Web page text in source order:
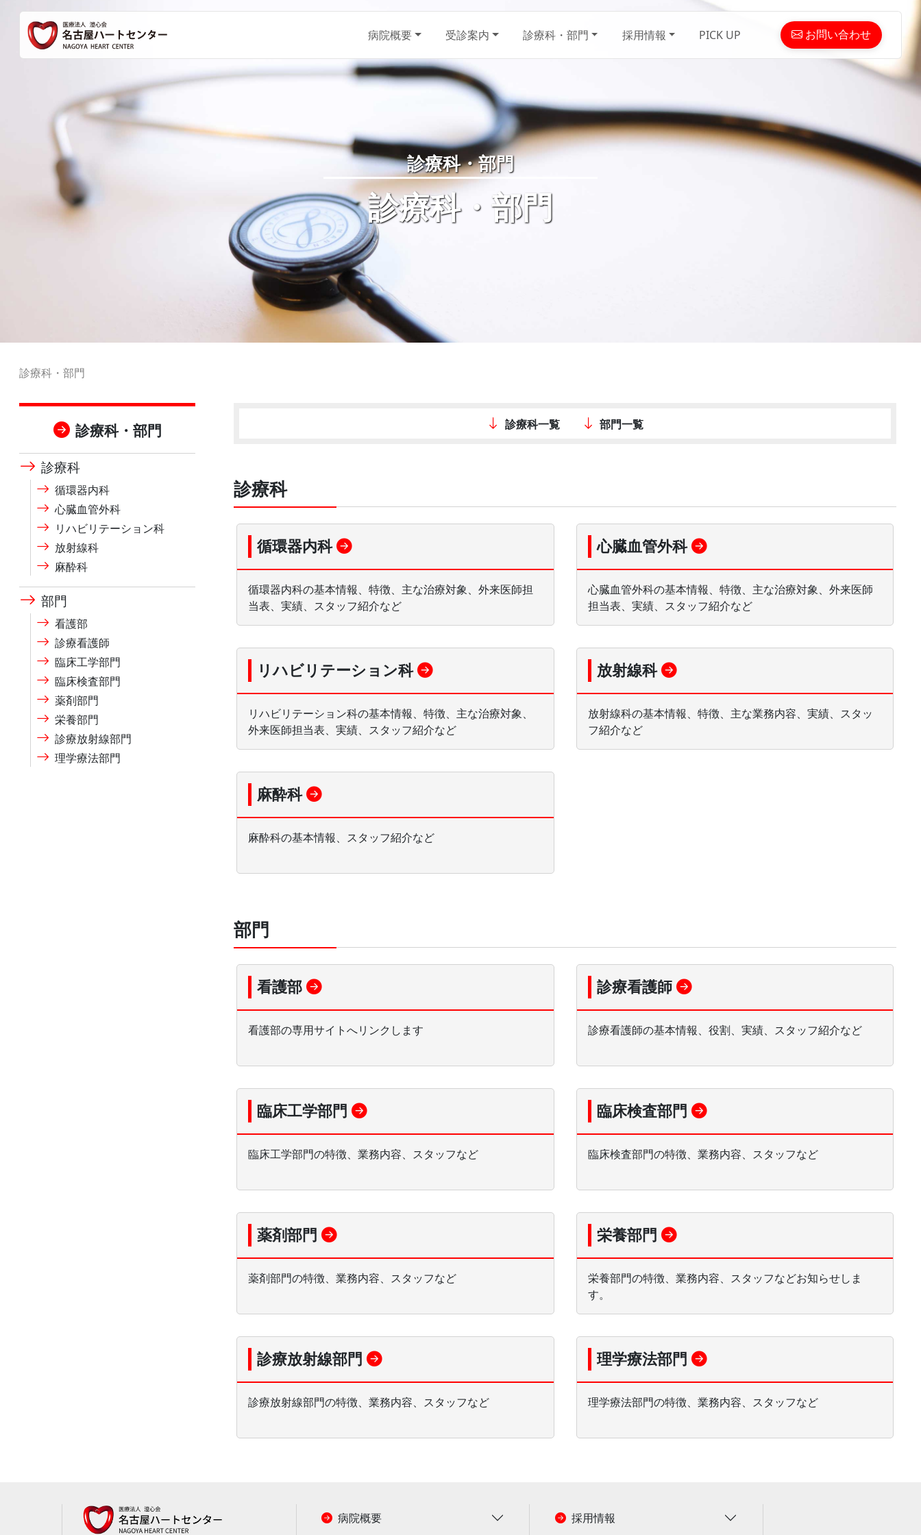
病院概要 受診案内 診療科・部門 採用情報 PICK UP お問い合わせ
診療科・部門
診療科・部門
診療科・部門
診療科・部門
診療科
循環器内科
心臓血管外科
リハビリテーション科
放射線科
麻酔科
部門
看護部
診療看護師
臨床工学部門
臨床検査部門
薬剤部門
栄養部門
診療放射線部門
理学療法部門
診療科一覧 部門一覧
診療科
循環器内科
循環器内科の基本情報、特徴、主な治療対象、外来医師担
当表、実績、スタッフ紹介など
心臓血管外科
心臓血管外科の基本情報、特徴、主な治療対象、外来医師
担当表、実績、スタッフ紹介など
リハビリテーション科
リハビリテーション科の基本情報、特徴、主な治療対象、
外来医師担当表、実績、スタッフ紹介など
放射線科
放射線科の基本情報、特徴、主な業務内容、実績、スタッ
フ紹介など
麻酔科
麻酔科の基本情報、スタッフ紹介など
部門
看護部
看護部の専用サイトへリンクします
診療看護師
診療看護師の基本情報、役割、実績、スタッフ紹介など
臨床工学部門
臨床工学部門の特徴、業務内容、スタッフなど
臨床検査部門
臨床検査部門の特徴、業務内容、スタッフなど
薬剤部門
薬剤部門の特徴、業務内容、スタッフなど
栄養部門
栄養部門の特徴、業務内容、スタッフなどお知らせしま
す。
診療放射線部門
診療放射線部門の特徴、業務内容、スタッフなど
理学療法部門
理学療法部門の特徴、業務内容、スタッフなど
病院概要 採用情報